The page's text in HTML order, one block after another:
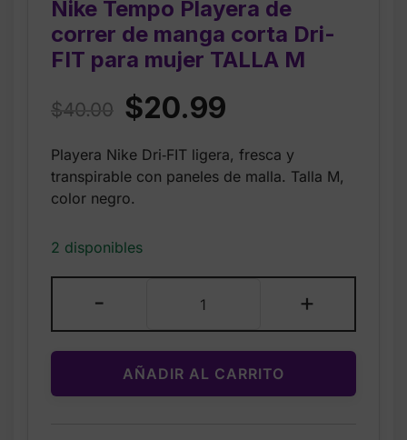
Nike Tempo Playera de
correr de manga corta Dri-
FIT para mujer TALLA M
$40.00 Original
was:
$40.00.
$20.99
is:
Playera Nike Dri‑FIT ligera, fresca y
transpirable con paneles de malla. Talla M,
color negro.
2 disponibles
-
Tempo
Playera
de
correr
de
+
AÑADIR AL CARRITO